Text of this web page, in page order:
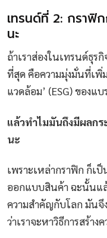
เทรนด์ที่ 2: กราฟิ
นะ
ถ้าเราส่องในเทรนด์ธุร
ที่สุด คือความมุ่งมั่นที่เพิ่
แวดล้อม’ (ESG) ของแ
แล้วทำไมมันถึงมีผลกร
นะ
เพราะเหล่ากราฟิก ก็เ
ออกแบบสินค้า ฉะนั้นแ
ความสำคัญกับโลก มัน
ว่าเราจะหาวิธีการสร้า